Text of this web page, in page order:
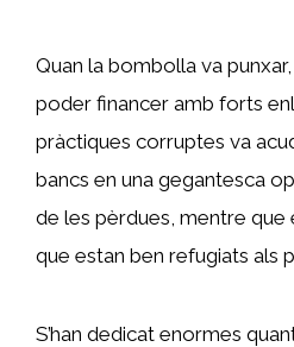
Quan la bombolla va
poder financer amb forts
pràctiques corruptes va
bancs en una gegantesca
de les pèrdues, mentre que
que estan ben refugiats als
S’han dedicat enormes